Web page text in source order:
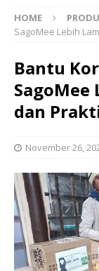
HOME
SagoMee Lebih
Bantu
SagoMee
dan
November 26,